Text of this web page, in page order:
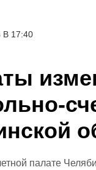
17:40
палате